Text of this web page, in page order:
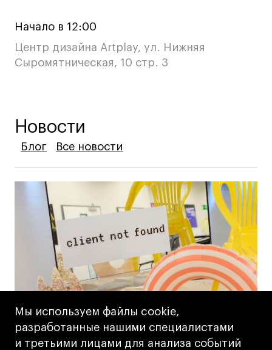
Начало в 12:00
Центр дизайна Artplay, ул. Нижняя
Сыромятническая, 10 стр. 3
Новости
Блог
Блог
Блог Все новости
Все новости
Все новости
03.08.2026 | Новости
Мы используем файлы cookie,
разработанные нашими специалистами
и третьими лицами для анализа событий